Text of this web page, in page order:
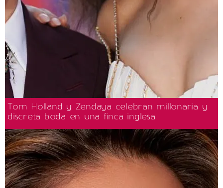
Tom Holland y Zendaya celebran millonaria y
discreta boda en una finca inglesa